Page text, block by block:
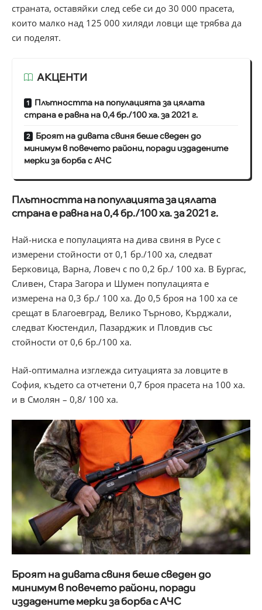
страната, оставяйки след себе си до 30 000 прасета,
които малко над 125 000 хиляди ловци ще трябва да
си поделят.
АКЦЕНТИ
Плътността на популацията за цялата
страна е равна на 0,4 бр./100 ха. за 2021 г.
Броят на дивата свиня беше сведен до
минимум в повечето райони, поради издадените
мерки за борба с АЧС
Плътността на популацията за цялата
страна е равна на 0,4 бр./100 ха. за 2021 г.
Най-ниска е популацията на дива свиня в Русе с
измерени стойности от 0,1 бр./100 ха, следват
Берковица, Варна, Ловеч с по 0,2 бр./ 100 ха. В Бургас,
Сливен, Стара Загора и Шумен популацията е
измерена на 0,3 бр./ 100 ха. До 0,5 броя на 100 ха се
срещат в Благоевград, Велико Търново, Кърджали,
следват Кюстендил, Пазарджик и Пловдив със
стойности от 0,6 бр./100 ха.
Най-оптимална изглежда ситуацията за ловците в
София, където са отчетени 0,7 броя прасета на 100 ха.
и в Смолян – 0,8/ 100 ха.
Броят на дивата свиня беше сведен до
минимум в повечето райони, поради
издадените мерки за борба с АЧС